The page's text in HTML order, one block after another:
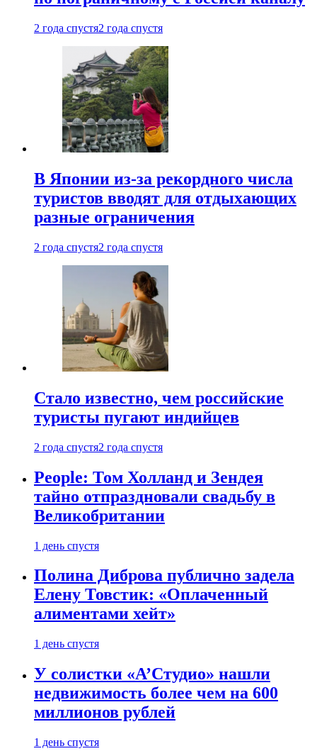
2 года спустя2 года спустя
В Японии из-за рекордного числа
туристов вводят для отдыхающих
разные ограничения
2 года спустя2 года спустя
Стало известно, чем российские
туристы пугают индийцев
2 года спустя2 года спустя
People: Том Холланд и Зендея
тайно отпраздновали свадьбу в
Великобритании
1 день спустя
Полина Диброва публично задела
Елену Товстик: «Оплаченный
алиментами хейт»
1 день спустя
У солистки «А’Студио» нашли
недвижимость более чем на 600
миллионов рублей
1 день спустя